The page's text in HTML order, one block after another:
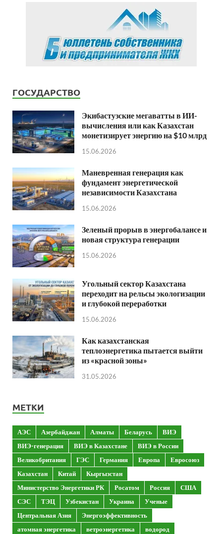
ГОСУДАРСТВО
Экибастузские мегаватты в ИИ-
вычисления или как Казахстан
монетизирует энергию на $10 млрд
15.06.2026
Маневренная генерация как
фундамент энергетической
независимости Казахстана
15.06.2026
Зеленый прорыв в энергобалансе и
новая структура генерации
15.06.2026
Угольный сектор Казахстана
переходит на рельсы экологизации
и глубокой переработки
15.06.2026
Как казахстанская
теплоэнергетика пытается выйти
из «красной зоны»
31.05.2026
МЕТКИ
АЭС Азербайджан Алматы Беларусь
ВИЭ
ВИЭ-генерация
ВИЭ в Казахстане
ВИЭ в России
Великобритания
ГЭС Германия Европа
Евросоюз
Казахстан
Китай
Кыргызстан
Министерство Энергетики РК
Росатом Россия
США
СЭС
ТЭЦ Узбекистан Украина
Ученые
Центральная Азия
Энергоэффективность
атомная энергетика
ветроэнергетика
водород